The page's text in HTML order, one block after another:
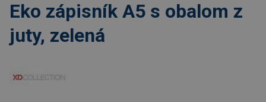
Eko zápisník A5 s obalom z
juty, zelená